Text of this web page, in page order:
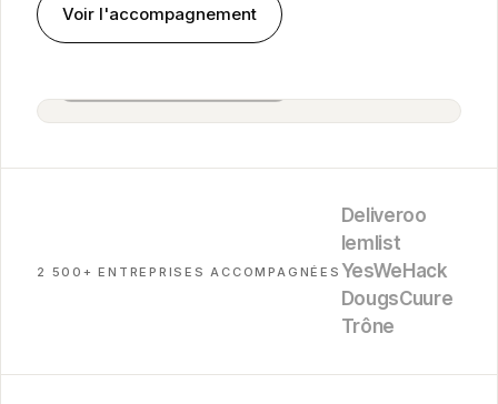
Voir l'accompagnement
2 500+ ENTREPRISES ACCOMPAGNÉES
Deliveroo
lemlist
YesWeHack
DougsCuure
Trône